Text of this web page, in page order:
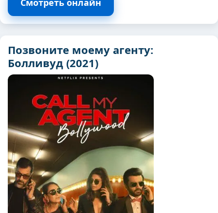
Смотреть онлайн
Позвоните моему агенту:
Болливуд (2021)